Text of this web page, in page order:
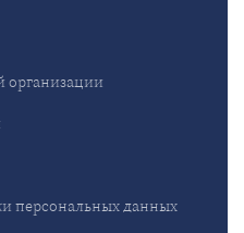
организации
персональных данных